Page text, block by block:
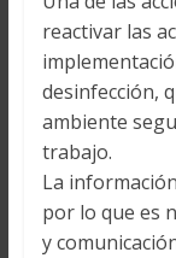
reactivar las
desinfección,
ambiente
trabajo.
La
por lo que es
y